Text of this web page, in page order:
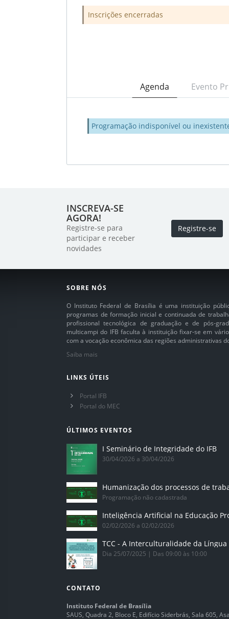
Inscrições encerradas
Agenda Evento
Programação indisponível ou
INSCREVA-SE
AGORA!
Registre-se para
participar e receber
novidades
Registre-se
SOBRE NÓS
O Instituto Federal de Brasília é uma instituição
programas de formação inicial e continuada de
profissional tecnológica de graduação e de pós-
multicampi do IFB faculta à instituição fixar-se em
com a vocação econômica das regiões administrativas
Saiba mais
LINKS ÚTEIS
Portal IFB
Portal do MEC
ÚLTIMOS EVENTOS
I Seminário de Integridade do IFB
30/04/2026 a 30/04/2026
Humanização dos processos de
Programação não cadastrada
02/02/2026 a 02/02/2026
Dia 25/07/2025 | Das 09:00 às 10:00
CONTATO
Instituto Federal de Brasília
SAUS, Quadra 2, Bloco E, Edifício Siderbrás, Sala 605,